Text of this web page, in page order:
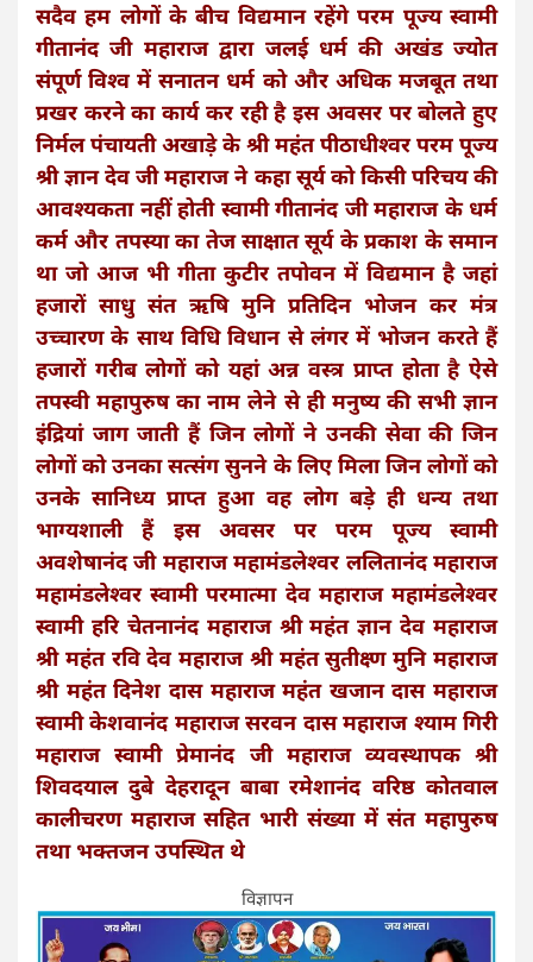
सदैव हम लोगों के बीच विद्यमान रहेंगे परम पूज्य स्वामी
गीतानंद जी महाराज द्वारा जलई धर्म की अखंड ज्योत
संपूर्ण विश्व में सनातन धर्म को और अधिक मजबूत तथा
प्रखर करने का कार्य कर रही है इस अवसर पर बोलते हुए
निर्मल पंचायती अखाड़े के श्री महंत पीठाधीश्वर परम पूज्य
श्री ज्ञान देव जी महाराज ने कहा सूर्य को किसी परिचय की
आवश्यकता नहीं होती स्वामी गीतानंद जी महाराज के धर्म
कर्म और तपस्या का तेज साक्षात सूर्य के प्रकाश के समान
था जो आज भी गीता कुटीर तपोवन में विद्यमान है जहां
हजारों साधु संत ऋषि मुनि प्रतिदिन भोजन कर मंत्र
उच्चारण के साथ विधि विधान से लंगर में भोजन करते हैं
हजारों गरीब लोगों को यहां अन्न वस्त्र प्राप्त होता है ऐसे
तपस्वी महापुरुष का नाम लेने से ही मनुष्य की सभी ज्ञान
इंद्रियां जाग जाती हैं जिन लोगों ने उनकी सेवा की जिन
लोगों को उनका सत्संग सुनने के लिए मिला जिन लोगों को
उनके सानिध्य प्राप्त हुआ वह लोग बड़े ही धन्य तथा
भाग्यशाली हैं इस अवसर पर परम पूज्य स्वामी
अवशेषानंद जी महाराज महामंडलेश्वर ललितानंद महाराज
महामंडलेश्वर स्वामी परमात्मा देव महाराज महामंडलेश्वर
स्वामी हरि चेतनानंद महाराज श्री महंत ज्ञान देव महाराज
श्री महंत रवि देव महाराज श्री महंत सुतीक्ष्ण मुनि महाराज
श्री महंत दिनेश दास महाराज महंत खजान दास महाराज
स्वामी केशवानंद महाराज सरवन दास महाराज श्याम गिरी
महाराज स्वामी प्रेमानंद जी महाराज व्यवस्थापक श्री
शिवदयाल दुबे देहरादून बाबा रमेशानंद वरिष्ठ कोतवाल
कालीचरण महाराज सहित भारी संख्या में संत महापुरुष
तथा भक्तजन उपस्थित थे
विज्ञापन